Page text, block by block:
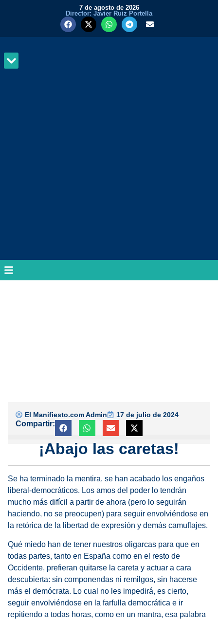
7 de agosto de 2026
Director: Javier Ruiz Portella
El Manifiesto.com Admin 17 de julio de 2024
Compartir:
¡Abajo las caretas!
Se ha terminado la mentira, se han acabado los engaños
liberal-democráticos. Los amos del poder lo tendrán
mucho más difícil a partir de ahora (pero lo seguirán
haciendo, no se preocupen) para seguir envolviéndose en
la retórica de la libertad de expresión y demás camuflajes.
Qué miedo han de tener nuestros oligarcas para que en
todas partes, tanto en España como en el resto de
Occidente, prefieran quitarse la careta y actuar a cara
descubierta: sin componendas ni remilgos, sin hacerse
más el demócrata. Lo cual no les impedirá, es cierto,
seguir envolviéndose en la farfulla democrática e ir
repitiendo a todas horas, como en un mantra, esa palabra